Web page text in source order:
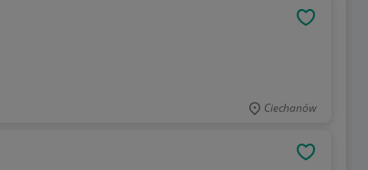
Ciechanów